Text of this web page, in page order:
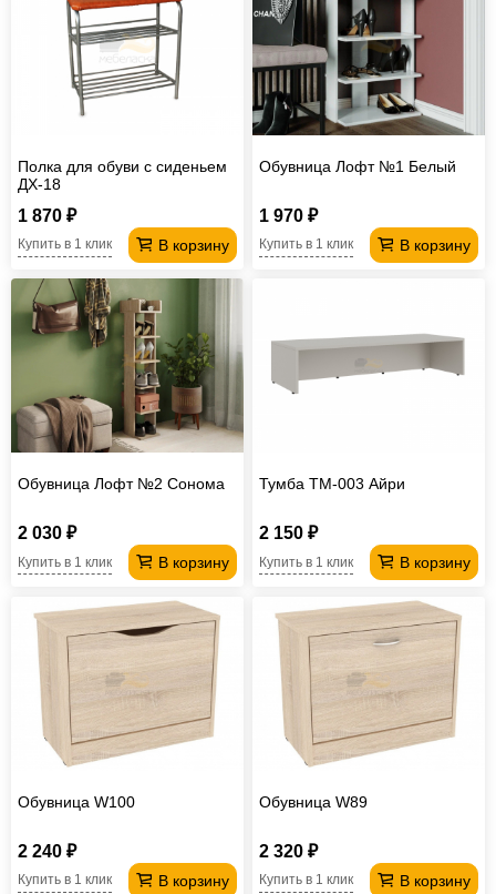
Косметологическое
оборудование
Полка для обуви с сиденьем
ДХ-18
1 870 ₽
В корзину
Купить в 1 клик
Обувница Лофт №1 Белый
1 970 ₽
В корзину
Купить в 1 клик
Обувница Лофт №2 Сонома
2 030 ₽
В корзину
Купить в 1 клик
Тумба ТМ-003 Айри
2 150 ₽
В корзину
Купить в 1 клик
Обувница W100
2 240 ₽
В корзину
Купить в 1 клик
Обувница W89
2 320 ₽
В корзину
Купить в 1 клик